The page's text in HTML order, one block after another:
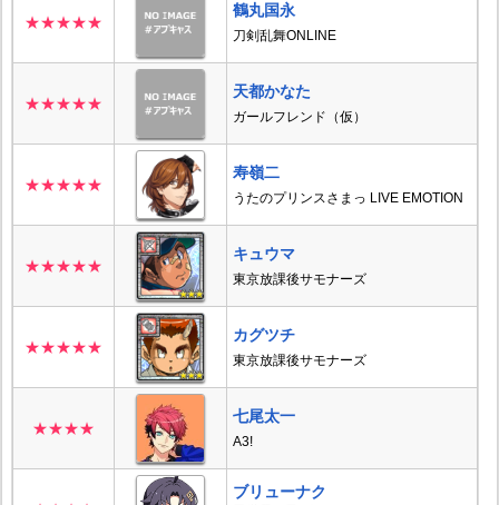
★★★★★
鶴丸国永
刀剣乱舞ONLINE
★★★★★
天都かなた
ガールフレンド（仮）
★★★★★
寿嶺二
うたのプリンスさまっ LIVE EMOTION
★★★★★
キュウマ
東京放課後サモナーズ
★★★★★
カグツチ
東京放課後サモナーズ
★★★★
七尾太一
A3!
ブリューナク